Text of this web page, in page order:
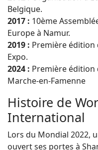
Belgique.
2017 : 10ème
Europe à Namur.
2019 : Première édition
Expo.
2024 : Première édition
Marche-en-Famenne
Histoire de
International
Lors du Mondial 2022,
ouvert ses portes à